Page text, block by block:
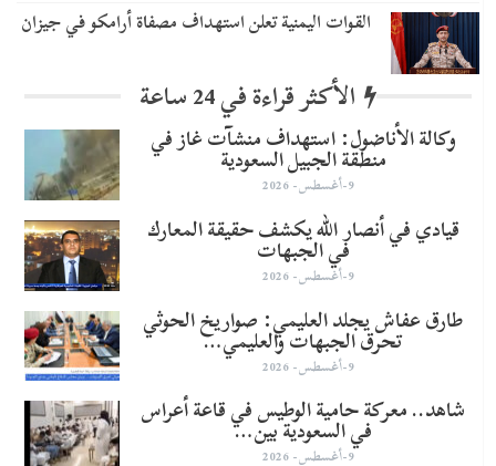
القوات اليمنية تعلن استهداف مصفاة أرامكو في جيزان
الأكثر قراءة في 24 ساعة
وكالة الأناضول: استهداف منشآت غاز في
منطقة الجبيل السعودية
9-أغسطس- 2026
قيادي في أنصار الله يكشف حقيقة المعارك
في الجبهات
9-أغسطس- 2026
طارق عفاش يجلد العليمي: صواريخ الحوثي
تحرق الجبهات والعليمي…
9-أغسطس- 2026
شاهد.. معركة حامية الوطيس في قاعة أعراس
في السعودية بين…
9-أغسطس- 2026